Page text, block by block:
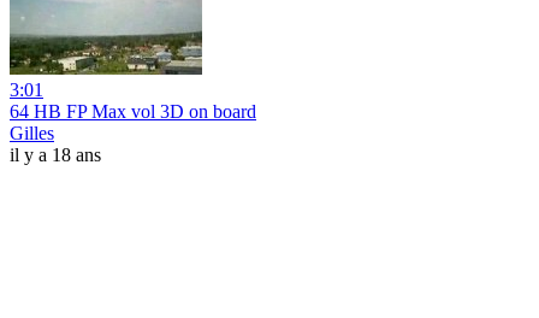
3:01
64 HB FP Max vol 3D on board
Gilles
il y a 18 ans